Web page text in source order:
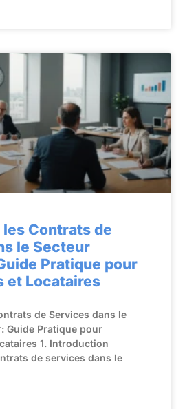
Contrats de
le Secteur
Pratique pour
et Locataires
de Services dans le
Guide Pratique pour
1. Introduction
de services dans le